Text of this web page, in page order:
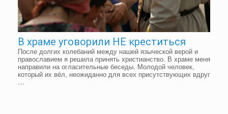
В храме уговорили НЕ креститься
После долгих колебаний между нашей языческой верой и
православием я решила принять христианство. В храме меня
направили на огласительные беседы. Молодой человек,
который их вёл, неожиданно для всех присутствующих вдруг
…